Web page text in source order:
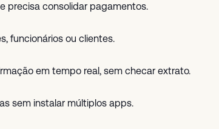
precisa consolidar pagamentos.
funcionários ou clientes.
em tempo real, sem checar extrato.
sem instalar múltiplos apps.